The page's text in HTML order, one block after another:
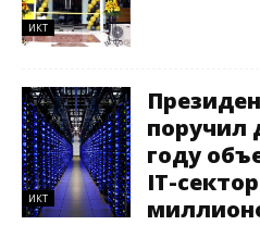
ИКТ
ИКТ
поручил
году
IT-